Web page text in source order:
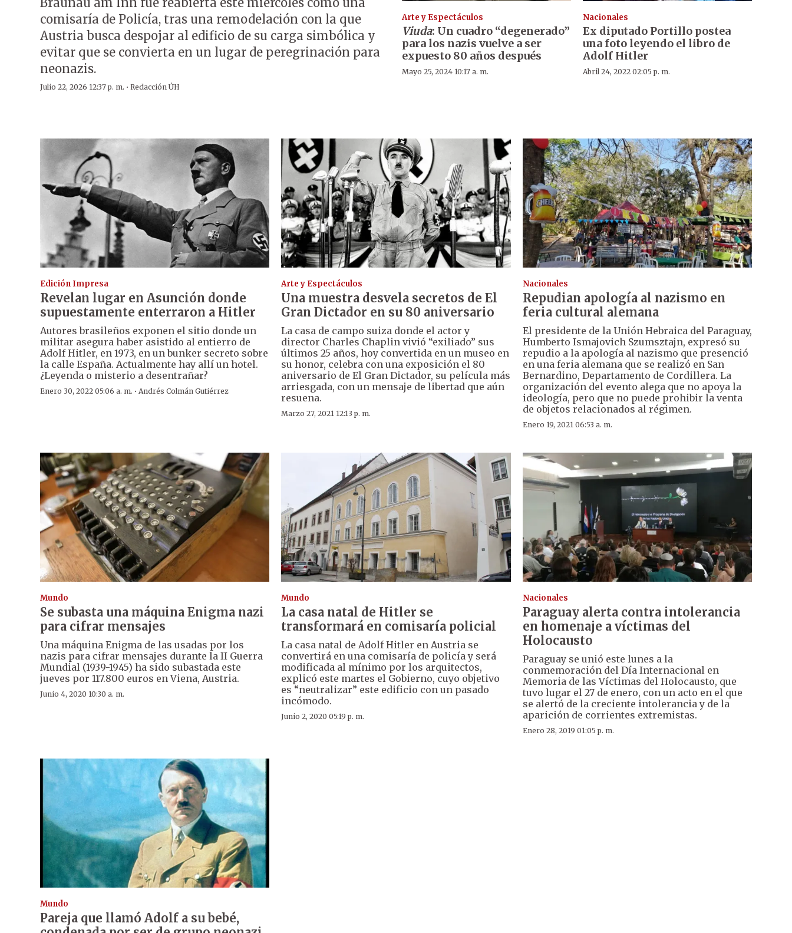
comisaría de Policía, tras una remodelación con la que
Austria busca despojar al edificio de su carga simbólica y
evitar que se convierta en un lugar de peregrinación para
neonazis.
Julio 22, 2026 12:37 p. m. · Redacción ÚH
Arte y Espectáculos
Viuda: Un cuadro “degenerado”
para los nazis vuelve a ser
expuesto 80 años después
Mayo 25, 2024 10:17 a. m.
Nacionales
Ex diputado Portillo postea
una foto leyendo el libro de
Adolf Hitler
Abril 24, 2022 02:05 p. m.
Edición Impresa
Revelan lugar en Asunción donde
supuestamente enterraron a Hitler
Autores brasileños exponen el sitio donde un
militar asegura haber asistido al entierro de
Adolf Hitler, en 1973, en un bunker secreto sobre
la calle España. Actualmente hay allí un hotel.
¿Leyenda o misterio a desentrañar?
Enero 30, 2022 05:06 a. m. · Andrés Colmán Gutiérrez
Arte y Espectáculos
Una muestra desvela secretos de El
Gran Dictador en su 80 aniversario
La casa de campo suiza donde el actor y
director Charles Chaplin vivió “exiliado” sus
últimos 25 años, hoy convertida en un museo en
su honor, celebra con una exposición el 80
aniversario de El Gran Dictador, su película más
arriesgada, con un mensaje de libertad que aún
resuena.
Marzo 27, 2021 12:13 p. m.
Nacionales
Repudian apología al nazismo en
feria cultural alemana
El presidente de la Unión Hebraica del Paraguay,
Humberto Ismajovich Szumsztajn, expresó su
repudio a la apología al nazismo que presenció
en una feria alemana que se realizó en San
Bernardino, Departamento de Cordillera. La
organización del evento alega que no apoya la
ideología, pero que no puede prohibir la venta
de objetos relacionados al régimen.
Enero 19, 2021 06:53 a. m.
Mundo
Se subasta una máquina Enigma nazi
para cifrar mensajes
Una máquina Enigma de las usadas por los
nazis para cifrar mensajes durante la II Guerra
Mundial (1939-1945) ha sido subastada este
jueves por 117.800 euros en Viena, Austria.
Junio 4, 2020 10:30 a. m.
Mundo
La casa natal de Hitler se
transformará en comisaría policial
La casa natal de Adolf Hitler en Austria se
convertirá en una comisaría de policía y será
modificada al mínimo por los arquitectos,
explicó este martes el Gobierno, cuyo objetivo
es “neutralizar” este edificio con un pasado
incómodo.
Junio 2, 2020 05:19 p. m.
Nacionales
Paraguay alerta contra intolerancia
en homenaje a víctimas del
Holocausto
Paraguay se unió este lunes a la
conmemoración del Día Internacional en
Memoria de las Víctimas del Holocausto, que
tuvo lugar el 27 de enero, con un acto en el que
se alertó de la creciente intolerancia y de la
aparición de corrientes extremistas.
Enero 28, 2019 01:05 p. m.
Mundo
Pareja que llamó Adolf a su bebé,